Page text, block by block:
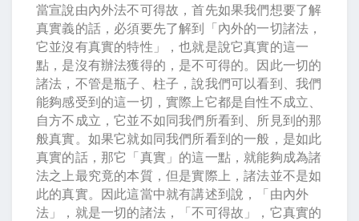
當宣說由內外法不可得故，首先如果我們想要了解
真實義的話，必須要先了解到「內外的一切諸法，
它並沒有真實的特性」，也就是說它真實的這一
點，是沒有辦法獲得的，是不可得的。因此一切的
諸法，不管是瓶子、柱子，說我們可以看到、我們
能夠感受到的這一切，實際上它都是自性不成立、
自方不成立，它並不如同我們所看到、所見到的那
般真實。如果它就如同我們所看到的一般，是如此
真實的話，那它「真實」的這一點，就能夠成為諸
法之上最究竟的本質，但是實際上，諸法並不是如
此的真實。因此這當中就有講述到說，「由內外
法」，就是一切的諸法，「不可得故」，它真實的